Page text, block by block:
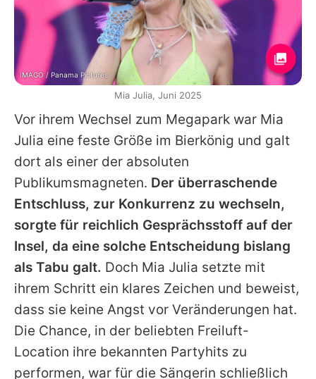
Vor ihrem Wechsel zum Megapark war Mia
Julia eine feste Größe im Bierkönig und galt
dort als einer der absoluten
Publikumsmagneten. Der überraschende
Entschluss, zur Konkurrenz zu wechseln,
sorgte für reichlich Gesprächsstoff auf der
Insel, da eine solche Entscheidung bislang
als Tabu galt. Doch Mia Julia setzte mit
ihrem Schritt ein klares Zeichen und beweist,
dass sie keine Angst vor Veränderungen hat.
Die Chance, in der beliebten Freiluft-
Location ihre bekannten Partyhits zu
performen, war für die Sängerin schließlich
IMAGO / Panama Pictures
Mia Julia, Juni 2025